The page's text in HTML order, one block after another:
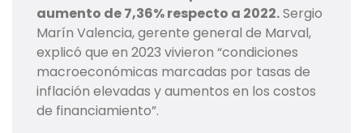
aumento de 7,36% respecto a 2022.Sergio
Marín Valencia, gerente general de Marval,
explicó que en 2023 vivieron “condiciones
macroeconómicas marcadas por tasas de
inflación elevadas y aumentos en los costos
de financiamiento”.